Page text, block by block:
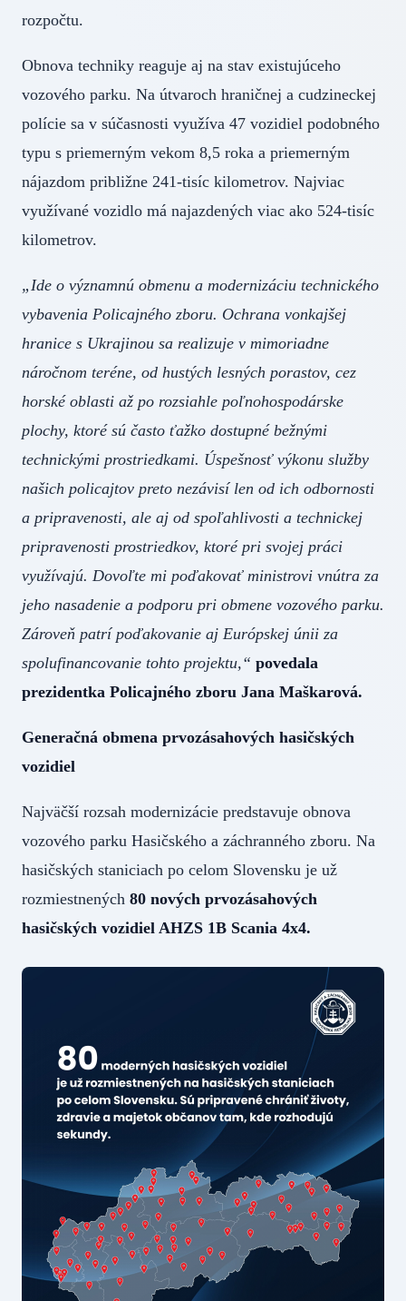
rozpočtu.
Obnova techniky reaguje aj na stav existujúceho
vozového parku. Na útvaroch hraničnej a cudzineckej
polície sa v súčasnosti využíva 47 vozidiel podobného
typu s priemerným vekom 8,5 roka a priemerným
nájazdom približne 241-tisíc kilometrov. Najviac
využívané vozidlo má najazdených viac ako 524-tisíc
kilometrov.
„Ide o významnú obmenu a modernizáciu technického
vybavenia Policajného zboru. Ochrana vonkajšej
hranice s Ukrajinou sa realizuje v mimoriadne
náročnom teréne, od hustých lesných porastov, cez
horské oblasti až po rozsiahle poľnohospodárske
plochy, ktoré sú často ťažko dostupné bežnými
technickými prostriedkami. Úspešnosť výkonu služby
našich policajtov preto nezávisí len od ich odbornosti
a pripravenosti, ale aj od spoľahlivosti a technickej
pripravenosti prostriedkov, ktoré pri svojej práci
využívajú. Dovoľte mi poďakovať ministrovi vnútra za
jeho nasadenie a podporu pri obmene vozového parku.
Zároveň patrí poďakovanie aj Európskej únii za
spolufinancovanie tohto projektu,“ povedala
prezidentka Policajného zboru Jana Maškarová.
Generačná obmena prvozásahových hasičských
vozidiel
Najväčší rozsah modernizácie predstavuje obnova
vozového parku Hasičského a záchranného zboru. Na
hasičských staniciach po celom Slovensku je už
rozmiestnených 80 nových prvozásahových
hasičských vozidiel AHZS 1B Scania 4x4.